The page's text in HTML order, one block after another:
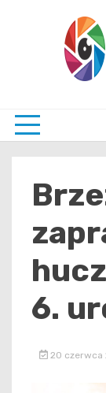
6.
20 czerwca